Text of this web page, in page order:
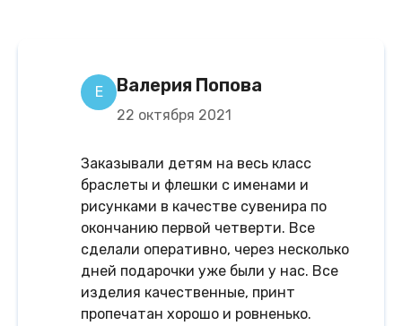
Е Валерия Попова
22 октября 2021
Заказывали детям на весь класс
браслеты и флешки с именами и
рисунками в качестве сувенира по
окончанию первой четверти. Все
сделали оперативно, через несколько
дней подарочки уже были у нас. Все
изделия качественные, принт
пропечатан хорошо и ровненько.